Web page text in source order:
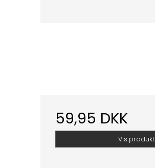
59,95 DKK
Vis produkt